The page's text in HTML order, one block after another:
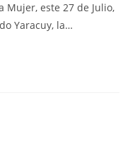
Mujer, este 27 de Julio,
Yaracuy, la…